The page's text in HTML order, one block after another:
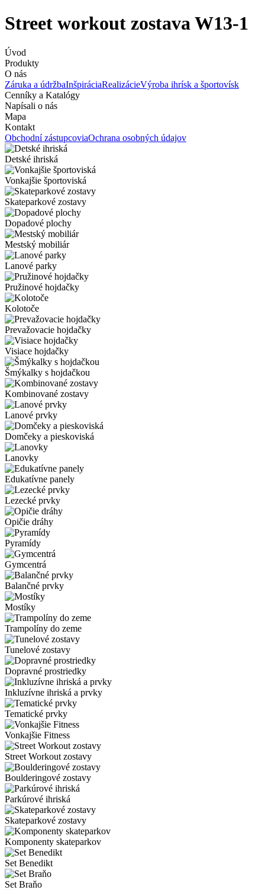
Street workout zostava W13-1
Úvod
Produkty
O nás
Záruka a údržbaInšpiráciaRealizácieVýroba ihrísk a športovísk
Cenníky a Katalógy
Napísali o nás
Mapa
Kontakt
Obchodní zástupcoviaOchrana osobných údajov
Detské ihriská
Vonkajšie športoviská
Skateparkové zostavy
Dopadové plochy
Mestský mobiliár
Lanové parky
Pružinové hojdačky
Kolotoče
Prevažovacie hojdačky
Visiace hojdačky
Šmýkalky s hojdačkou
Kombinované zostavy
Lanové prvky
Domčeky a pieskoviská
Lanovky
Edukatívne panely
Lezecké prvky
Opičie dráhy
Pyramídy
Gymcentrá
Balančné prvky
Mostíky
Trampolíny do zeme
Tunelové zostavy
Dopravné prostriedky
Inkluzívne ihriská a prvky
Tematické prvky
Vonkajšie Fitness
Street Workout zostavy
Boulderingové zostavy
Parkúrové ihriská
Skateparkové zostavy
Komponenty skateparkov
Set Benedikt
Set Braňo